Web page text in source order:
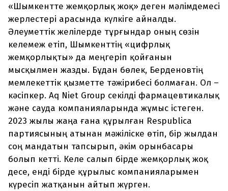
«Шымкентте жемқорлық жоқ» деген мәлімдемесі
жерлестері арасында күлкіге айналды.
Әлеуметтік желілерде тұрғындар оның сөзін
келемеж етіп, Шымкенттің «цифрлық
жемқорлықты» да меңгеріп қойғанын
мысқылмен жазды. Бұдан бөлек, Берденовтің
мемлекеттік қызметте тәжірибесі болмаған. Ол –
кәсіпкер. Aq Niet Group секілді фармацевтикалық
және сауда компанияларында жұмыс істеген.
2023 жылы жаңа ғана құрылған Respublica
партиясының атынан мәжіліске өтіп, бір жылдан
соң мандатын тапсырып, әкім орынбасары
болып кетті. Келе салып бірде жемқорлық жоқ
десе, енді бірде құрылыс компанияларымен
күресіп жатқанын айтып жүрген.